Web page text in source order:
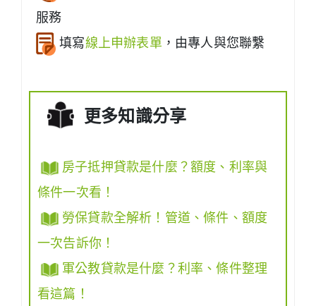
服務
填寫線上申辦表單 ，由專人與您聯繫
更多知識分享
房子抵押貸款是什麼？額度、利率與
條件一次看！
勞保貸款全解析！管道、條件、額度
一次告訴你！
軍公教貸款是什麼？利率、條件整理
看這篇！